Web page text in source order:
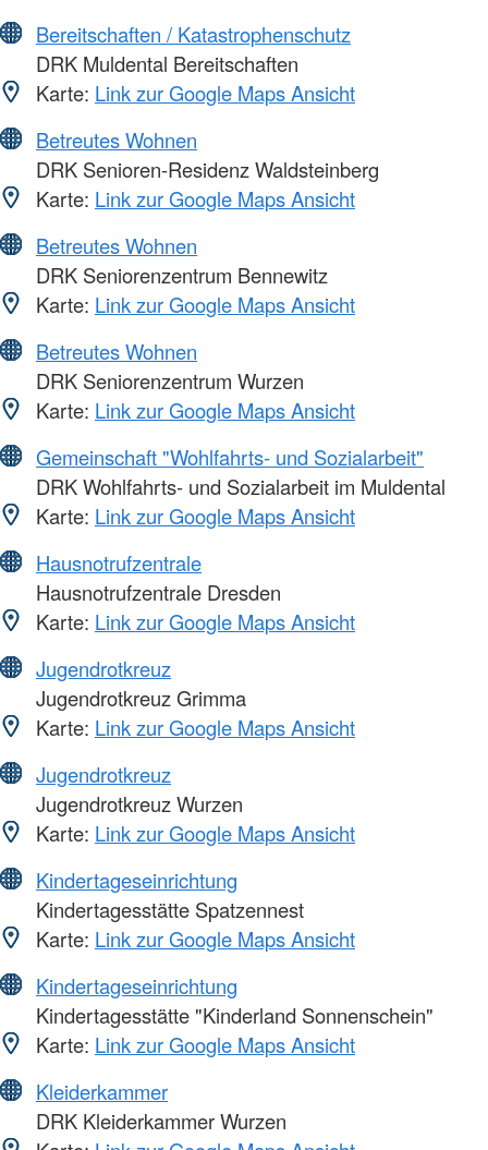
Bereitschaften / Katastrophenschutz
DRK Muldental Bereitschaften
Karte: Link zur Google Maps Ansicht
Betreutes Wohnen
DRK Senioren-Residenz Waldsteinberg
Karte: Link zur Google Maps Ansicht
Betreutes Wohnen
DRK Seniorenzentrum Bennewitz
Karte: Link zur Google Maps Ansicht
Betreutes Wohnen
DRK Seniorenzentrum Wurzen
Karte: Link zur Google Maps Ansicht
Gemeinschaft "Wohlfahrts- und Sozialarbeit"
DRK Wohlfahrts- und Sozialarbeit im Muldental
Karte: Link zur Google Maps Ansicht
Hausnotrufzentrale
Hausnotrufzentrale Dresden
Karte: Link zur Google Maps Ansicht
Jugendrotkreuz
Jugendrotkreuz Grimma
Karte: Link zur Google Maps Ansicht
Jugendrotkreuz
Jugendrotkreuz Wurzen
Karte: Link zur Google Maps Ansicht
Kindertageseinrichtung
Kindertagesstätte Spatzennest
Karte: Link zur Google Maps Ansicht
Kindertageseinrichtung
Kindertagesstätte "Kinderland Sonnenschein"
Karte: Link zur Google Maps Ansicht
Kleiderkammer
DRK Kleiderkammer Wurzen